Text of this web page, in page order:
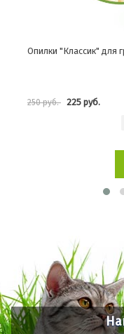
Опилки "Классик" для
250 руб. 225 руб.